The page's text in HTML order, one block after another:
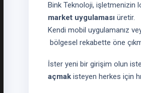
Bink Teknoloji, işletmenizin
market uygulaması üretir.
Kendi mobil uygulamanız
bölgesel rekabette öne
İster yeni bir girişim olun
açmak isteyen herkes için